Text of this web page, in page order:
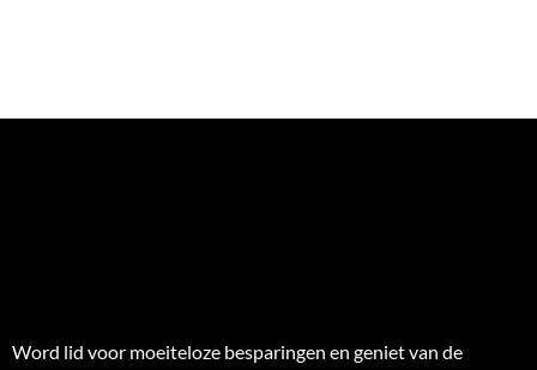
Word lid voor moeiteloze besparingen en geniet van de